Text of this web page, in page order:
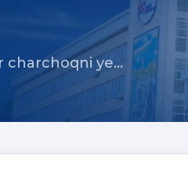
charchoqni ye…